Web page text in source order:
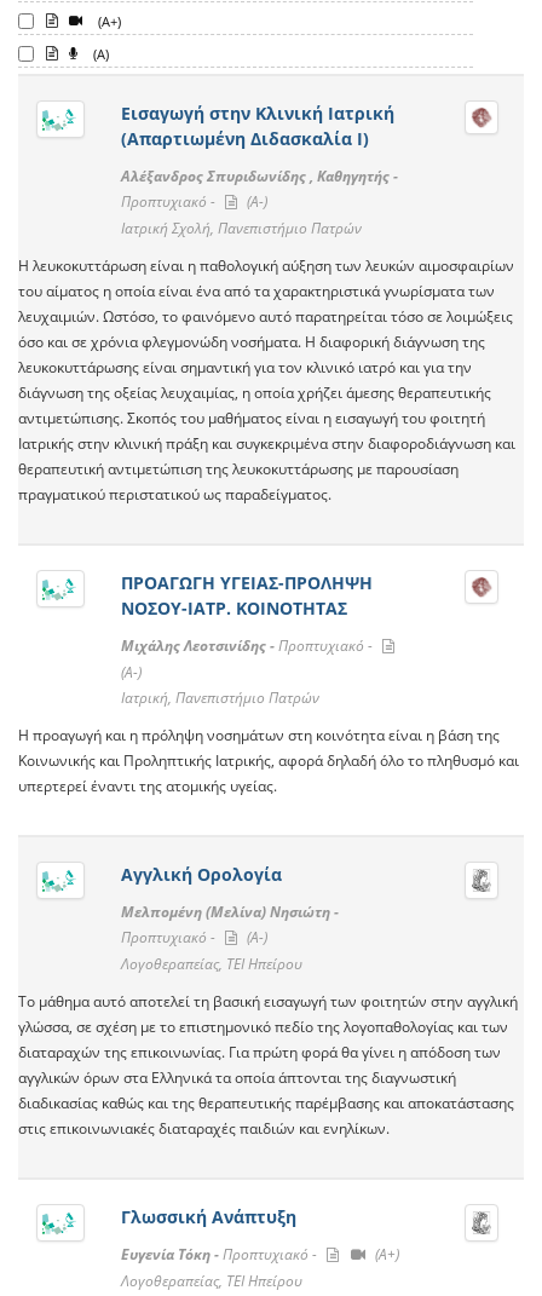
(A+)
(A)
Εισαγωγή στην Κλινική Ιατρική
(Απαρτιωμένη Διδασκαλία Ι)
Αλέξανδρος Σπυριδωνίδης , Καθηγητής -
Προπτυχιακό -
(A-)
Ιατρική Σχολή, Πανεπιστήμιο Πατρών
Η λευκοκυττάρωση είναι η παθολογική αύξηση των λευκών αιμοσφαιρίων
του αίματος η οποία είναι ένα από τα χαρακτηριστικά γνωρίσματα των
λευχαιμιών. Ωστόσο, το φαινόμενο αυτό παρατηρείται τόσο σε λοιμώξεις
όσο και σε χρόνια φλεγμονώδη νοσήματα. Η διαφορική διάγνωση της
λευκοκυττάρωσης είναι σημαντική για τον κλινικό ιατρό και για την
διάγνωση της οξείας λευχαιμίας, η οποία χρήζει άμεσης θεραπευτικής
αντιμετώπισης. Σκοπός του μαθήματος είναι η εισαγωγή του φοιτητή
Ιατρικής στην κλινική πράξη και συγκεκριμένα στην διαφοροδιάγνωση και
θεραπευτική αντιμετώπιση της λευκοκυττάρωσης με παρουσίαση
πραγματικού περιστατικού ως παραδείγματος.
ΠΡΟΑΓΩΓΗ ΥΓΕΙΑΣ-ΠΡΟΛΗΨΗ
ΝΟΣΟΥ-ΙΑΤΡ. ΚΟΙΝΟΤΗΤΑΣ
Μιχάλης Λεοτσινίδης -Προπτυχιακό -
(A-)
Ιατρική, Πανεπιστήμιο Πατρών
Η προαγωγή και η πρόληψη νοσημάτων στη κοινότητα είναι η βάση της
Κοινωνικής και Προληπτικής Ιατρικής, αφορά δηλαδή όλο το πληθυσμό και
υπερτερεί έναντι της ατομικής υγείας.
Αγγλική Ορολογία
Μελπομένη (Μελίνα) Νησιώτη -
Προπτυχιακό -
(A-)
Λογοθεραπείας, ΤΕΙ Ηπείρου
Το μάθημα αυτό αποτελεί τη βασική εισαγωγή των φοιτητών στην αγγλική
γλώσσα, σε σχέση με το επιστημονικό πεδίο της λογοπαθολογίας και των
διαταραχών της επικοινωνίας. Για πρώτη φορά θα γίνει η απόδοση των
αγγλικών όρων στα Ελληνικά τα οποία άπτονται της διαγνωστική
διαδικασίας καθώς και της θεραπευτικής παρέμβασης και αποκατάστασης
στις επικοινωνιακές διαταραχές παιδιών και ενηλίκων.
Γλωσσική Ανάπτυξη
Ευγενία Τόκη -Προπτυχιακό -
(A+)
Λογοθεραπείας, ΤΕΙ Ηπείρου